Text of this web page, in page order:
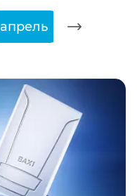
апрель